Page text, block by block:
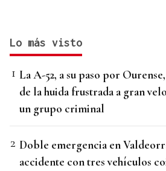
Lo más visto
La A-52, a su paso por
de la huida frustrada a gran
un grupo criminal
Doble emergencia en
accidente con tres vehículos